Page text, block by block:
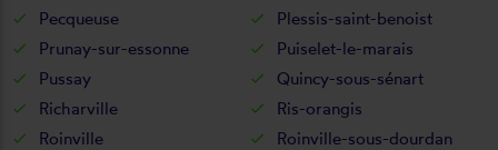
Pecqueuse
Plessis-saint-benoist
Prunay-sur-essonne
Puiselet-le-marais
Pussay
Quincy-sous-sénart
Richarville
Ris-orangis
Roinville
Roinville-sous-dourdan